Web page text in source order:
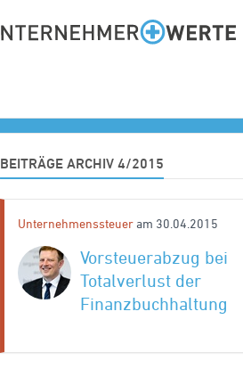
BEITRÄGE ARCHIV 4/2015
Unternehmenssteuer am 30.04.2015
Vorsteuerabzug bei
Totalverlust der
Finanzbuchhaltung